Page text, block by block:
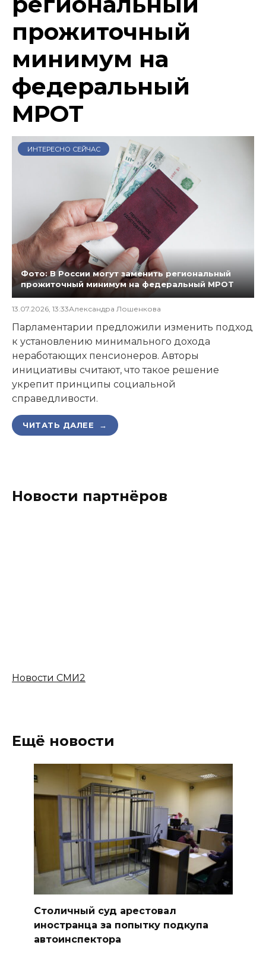
прожиточный
минимум на
федеральный
МРОТ
ИНТЕРЕСНО СЕЙЧАС
Фото: В России могут заменить региональный
прожиточный минимум на федеральный МРОТ
13.07.2026, 13:33Александра Лошенкова
Парламентарии предложили изменить подход
к установлению минимального дохода
неработающих пенсионеров. Авторы
инициативы считают, что такое решение
укрепит принципы социальной
справедливости.
ЧИТАТЬ ДАЛЕЕ →
Новости партнёров
Новости СМИ2
Ещё новости
Столичный суд арестовал
иностранца за попытку подкупа
автоинспектора